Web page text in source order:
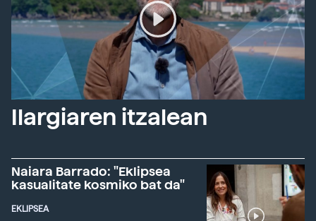
Ilargiaren itzalean
Naiara Barrado: "Eklipsea
kasualitate kosmiko bat da"
EKLIPSEA